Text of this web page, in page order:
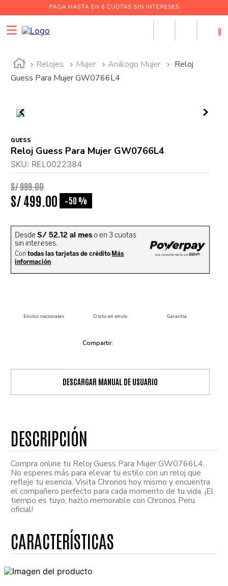
0
Relojes Mujer Análogo Mujer
Reloj
Guess Para Mujer GW0766L4
GUESS
Reloj Guess Para Mujer GW0766L4
SKU: REL0022384
S/999.00
S/499 00 -50 %
Envíos nacionales Dscto en envío Garantía
DESCARGAR MANUAL DE USUARIO
Compra online tu Reloj Guess Para Mujer GW0766L4.
No esperes más para elevar tu estilo con un reloj que
refleje tu esencia. Visita Chronos hoy mismo y encuentra
el compañero perfecto para cada momento de tu vida. ¡El
tiempo es tuyo, hazlo memorable con Chronos Peru
oficial!